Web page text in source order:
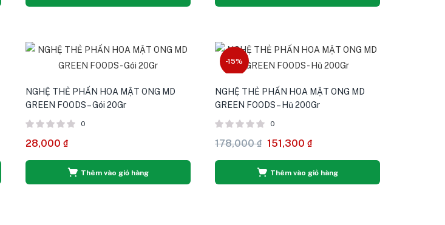
NGHỆ THẺ PHẤN HOA MẬT ONG MD
GREEN FOODS – Gói 20Gr
0
28,000 ₫
Thêm vào giỏ hàng
-15%
NGHỆ THẺ PHẤN HOA MẬT ONG MD
GREEN FOODS – Hũ 200Gr
0
178,000₫ 151,300 ₫
Thêm vào giỏ hàng